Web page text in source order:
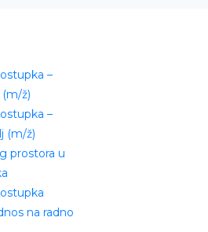
–
ž)
–
(m/ž)
prostora u
na radno